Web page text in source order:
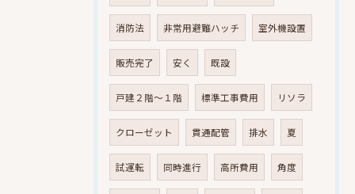
消防法 非常用避難ハッチ 室外機設置
販売完了 安く 既設
戸建２階～１階 標準工事費用 リソラ
クローゼット 貫通配管 排水 夏
試運転 同時進行 高所費用 角度